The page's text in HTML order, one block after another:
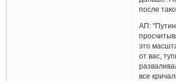
после
АП:
это
от вас,
все